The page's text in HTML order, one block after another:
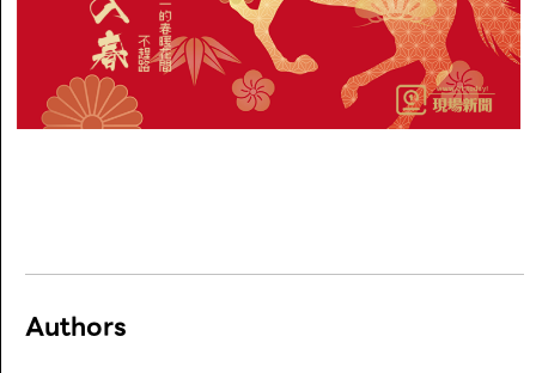
Authors